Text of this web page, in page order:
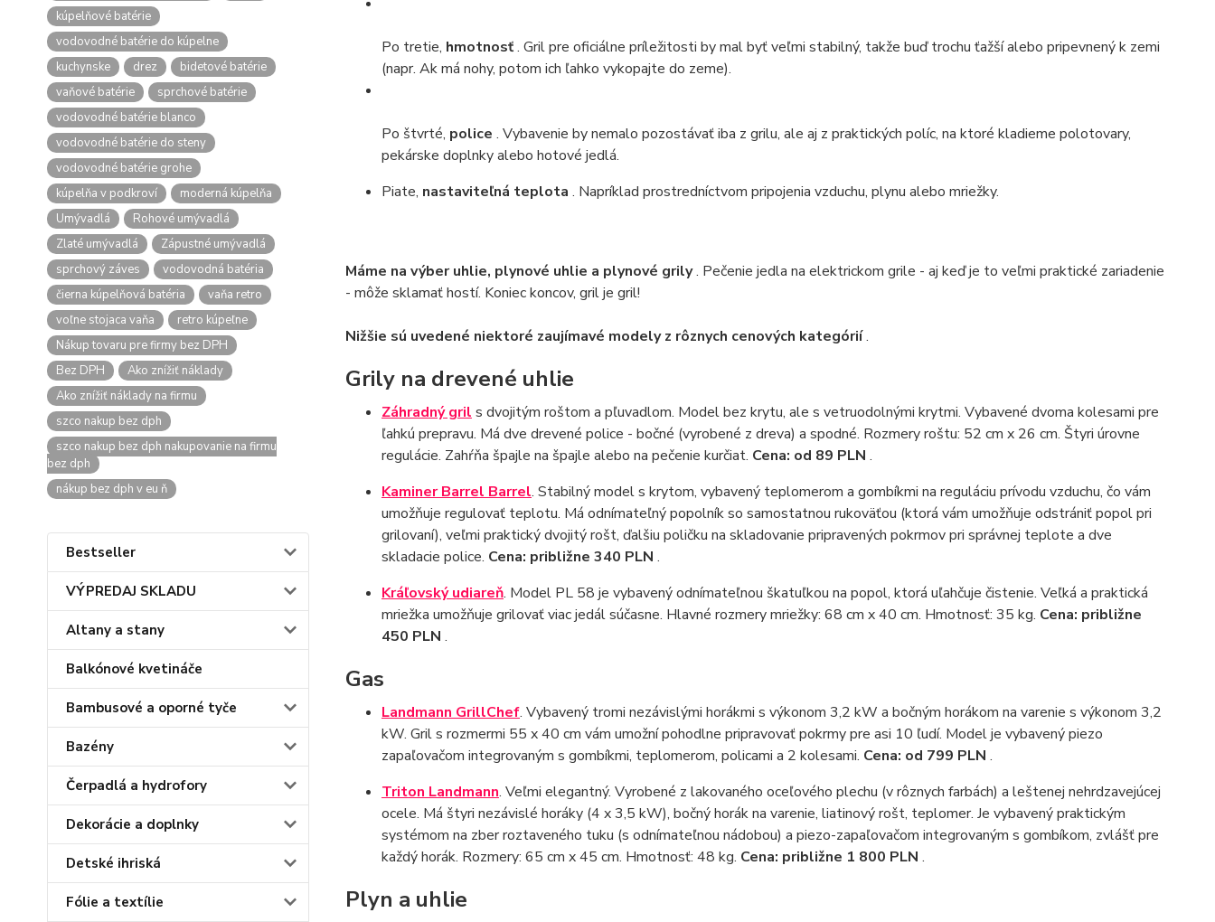
kúpelňové batérie
vodovodné batérie do kúpelne
kuchynske
drez
bidetové batérie
vaňové batérie
sprchové batérie
vodovodné batérie blanco
vodovodné batérie do steny
vodovodné batérie grohe
kúpelňa v podkroví
moderná kúpelňa
Umývadlá
Rohové umývadlá
Zlaté umývadlá
Zápustné umývadlá
sprchový záves
vodovodná batéria
čierna kúpelňová batéria
vaňa retro
voľne stojaca vaňa
retro kúpeľne
Nákup tovaru pre firmy bez DPH
Bez DPH
Ako znížiť náklady
Ako znížiť náklady na firmu
szco nakup bez dph
szco nakup bez dph nakupovanie na firmu
bez dph
nákup bez dph v eu ň
Bestseller
VÝPREDAJ SKLADU
Altany a stany
Balkónové kvetináče
Bambusové a oporné tyče
Bazény
Čerpadlá a hydrofory
Dekorácie a doplnky
Detské ihriská
Fólie a textílie
Po tretie, hmotnosť. Gril pre oficiálne príležitosti by mal byť veľmi stabilný, takže buď trochu ťažší alebo pripevnený k zemi
(napr. Ak má nohy, potom ich ľahko vykopajte do zeme).
Po štvrté, police . Vybavenie by nemalo pozostávať iba z grilu, ale aj z praktických políc, na ktoré kladieme polotovary,
pekárske doplnky alebo hotové jedlá.
Piate, nastaviteľná teplota . Napríklad prostredníctvom pripojenia vzduchu, plynu alebo mriežky.
Máme na výber uhlie, plynové uhlie a plynové grily. Pečenie jedla na elektrickom grile - aj keď je to veľmi praktické zariadenie
- môže sklamať hostí. Koniec koncov, gril je gril!
Nižšie sú uvedené niektoré zaujímavé modely z rôznych cenových kategórií.
Grily na drevené uhlie
Záhradný gril s dvojitým roštom a pľuvadlom. Model bez krytu, ale s vetruodolnými krytmi. Vybavené dvoma kolesami pre
ľahkú prepravu. Má dve drevené police - bočné (vyrobené z dreva) a spodné. Rozmery roštu: 52 cm x 26 cm. Štyri úrovne
regulácie. Zahŕňa špajle na špajle alebo na pečenie kurčiat. Cena: od 89 PLN .
Kaminer Barrel Barrel. Stabilný model s krytom, vybavený teplomerom a gombíkmi na reguláciu prívodu vzduchu, čo vám
umožňuje regulovať teplotu. Má odnímateľný popolník so samostatnou rukoväťou (ktorá vám umožňuje odstrániť popol pri
grilovaní), veľmi praktický dvojitý rošt, ďalšiu poličku na skladovanie pripravených pokrmov pri správnej teplote a dve
skladacie police. Cena: približne 340 PLN .
Kráľovský udiareň. Model PL 58 je vybavený odnímateľnou škatuľkou na popol, ktorá uľahčuje čistenie. Veľká a praktická
mriežka umožňuje grilovať viac jedál súčasne. Hlavné rozmery mriežky: 68 cm x 40 cm. Hmotnosť: 35 kg. Cena: približne
450 PLN .
Gas
Landmann GrillChef. Vybavený tromi nezávislými horákmi s výkonom 3,2 kW a bočným horákom na varenie s výkonom 3,2
kW. Gril s rozmermi 55 x 40 cm vám umožní pohodlne pripravovať pokrmy pre asi 10 ľudí. Model je vybavený piezo
zapaľovačom integrovaným s gombíkmi, teplomerom, policami a 2 kolesami. Cena: od 799 PLN .
Triton Landmann. Veľmi elegantný. Vyrobené z lakovaného oceľového plechu (v rôznych farbách) a leštenej nehrdzavejúcej
ocele. Má štyri nezávislé horáky (4 x 3,5 kW), bočný horák na varenie, liatinový rošt, teplomer. Je vybavený praktickým
systémom na zber roztaveného tuku (s odnímateľnou nádobou) a piezo-zapaľovačom integrovaným s gombíkom, zvlášť pre
každý horák. Rozmery: 65 cm x 45 cm. Hmotnosť: 48 kg. Cena: približne 1 800 PLN .
Plyn a uhlie